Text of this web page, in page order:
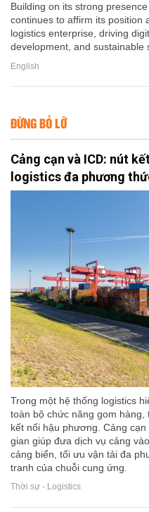
Building on its strong
continues to affirm its position
logistics enterprise, driving
development, and sustainable
English
ĐỪNG BỎ LỠ
Cảng cạn và ICD: nút
logistics đa phương
Trong một hệ thống logistics
toàn bộ chức năng gom
kết nối hậu phương. Cảng
gian giúp đưa dịch vụ cảng
cảng biển, tối ưu vận tải đa
tranh của chuỗi cung ứng.
Thời sự - Logistics